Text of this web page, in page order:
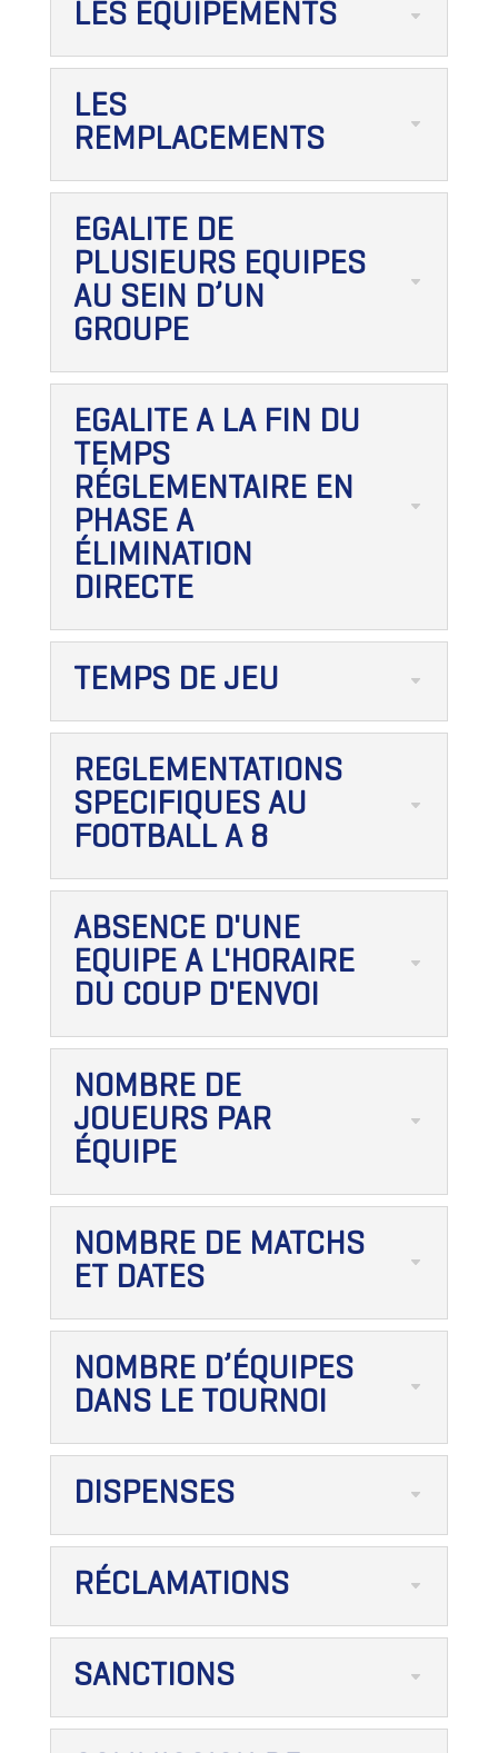
LES ÉQUIPEMENTS
LES
REMPLACEMENTS
EGALITE DE
PLUSIEURS EQUIPES
AU SEIN D’UN
GROUPE
EGALITE A LA FIN DU
TEMPS
RÉGLEMENTAIRE EN
PHASE A
ÉLIMINATION
DIRECTE
TEMPS DE JEU
REGLEMENTATIONS
SPECIFIQUES AU
FOOTBALL A 8
ABSENCE D'UNE
EQUIPE A L'HORAIRE
DU COUP D'ENVOI
NOMBRE DE
JOUEURS PAR
ÉQUIPE
NOMBRE DE MATCHS
ET DATES
NOMBRE D’ÉQUIPES
DANS LE TOURNOI
DISPENSES
RÉCLAMATIONS
SANCTIONS